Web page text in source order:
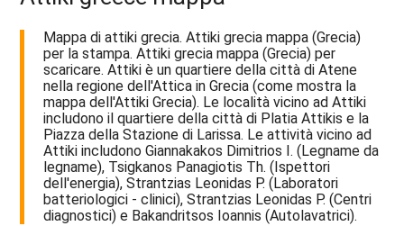
Mappa di attiki grecia. Attiki grecia mappa (Grecia)
per la stampa. Attiki grecia mappa (Grecia) per
scaricare. Attiki è un quartiere della città di Atene
nella regione dell'Attica in Grecia (come mostra la
mappa dell'Attiki Grecia). Le località vicino ad Attiki
includono il quartiere della città di Platia Attikis e la
Piazza della Stazione di Larissa. Le attività vicino ad
Attiki includono Giannakakos Dimitrios I. (Legname da
legname), Tsigkanos Panagiotis Th. (Ispettori
dell'energia), Strantzias Leonidas P. (Laboratori
batteriologici - clinici), Strantzias Leonidas P. (Centri
diagnostici) e Bakandritsos Ioannis (Autolavatrici).